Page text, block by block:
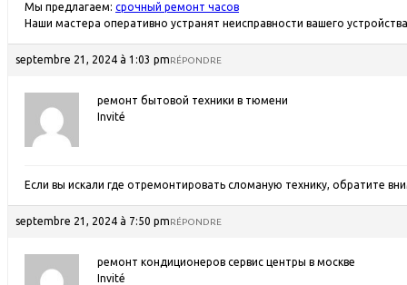
Мы предлагаем: срочный ремонт часов
Наши мастера оперативно устранят неисправности вашего
septembre 21, 2024 à 1:03 pmRÉPONDRE
ремонт бытовой техники в тюмени
Invité
Если вы искали где отремонтировать сломаную технику, обратите
septembre 21, 2024 à 7:50 pmRÉPONDRE
ремонт кондиционеров сервис центры в москве
Invité